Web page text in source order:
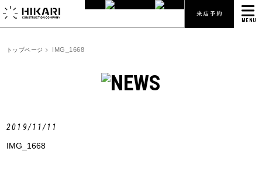
MENU
トップページ IMG_1668
2019/11/11
IMG_1668